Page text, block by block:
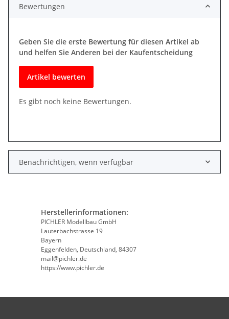
Bewertungen
Geben Sie die erste Bewertung für diesen Artikel ab
und helfen Sie Anderen bei der Kaufentscheidung
Artikel bewerten
Es gibt noch keine Bewertungen.
Benachrichtigen, wenn verfügbar
Herstellerinformationen:
PICHLER Modellbau GmbH
Lauterbachstrasse 19
Bayern
Eggenfelden, Deutschland, 84307
mail@pichler.de
https://www.pichler.de